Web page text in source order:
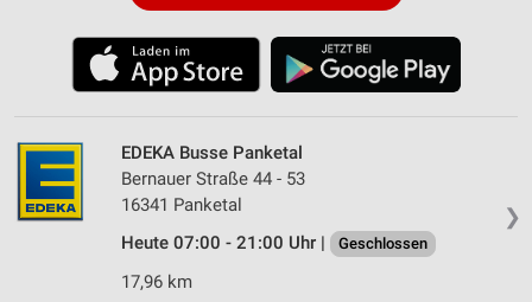
❯
EDEKA Busse Panketal
Bernauer Straße 44 - 53
16341 Panketal
Heute 07:00 - 21:00 Uhr |
Geschlossen
17,96 km